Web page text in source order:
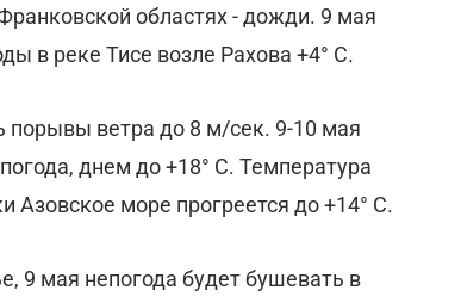
областях - дожди. 9 мая
в реке Тисе возле Рахова +4° С.
порывы ветра до 8 м/сек. 9-10 мая
днем до +18° С. Температура
море прогреется до +14° С.
9 мая непогода будет бушевать в